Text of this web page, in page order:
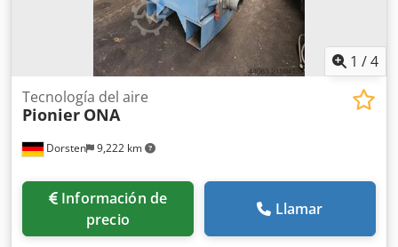
1 /4
Dorsten 9,222 km
Tecnología del aire
Pionier ONA
Información de
precio
Llamar